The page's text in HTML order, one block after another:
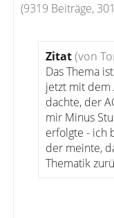
(9319 Beiträge,
Zitat(von
Das Thema
jetzt mit dem
dachte, der
mir Minus
erfolgte - ich
der meinte,
Thematik